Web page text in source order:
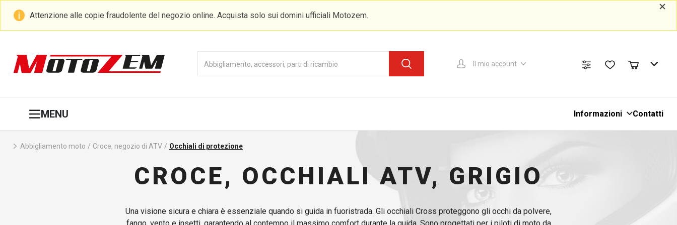
Attenzione alle copie fraudolente del negozio online. Acquista solo sui domini ufficiali Motozem.
Il mio account
MENU Informazioni Contatti
Abbigliamento moto / Croce, negozio di ATV / Occhiali di protezione
CROCE, OCCHIALI ATV, GRIGIO
Una visione sicura e chiara è essenziale quando si guida in fuoristrada. Gli occhiali Cross proteggono gli occhi da polvere,